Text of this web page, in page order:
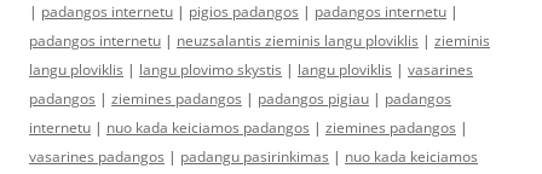
| padangos internetu | pigios padangos | padangos internetu |
padangos internetu | neuzsalantis zieminis langu ploviklis | zieminis
langu ploviklis | langu plovimo skystis | langu ploviklis | vasarines
padangos | ziemines padangos | padangos pigiau | padangos
internetu | nuo kada keiciamos padangos | ziemines padangos |
vasarines padangos | padangu pasirinkimas | nuo kada keiciamos